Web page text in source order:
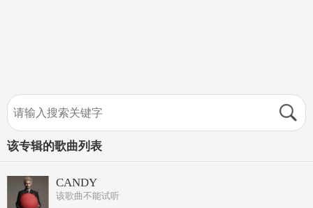
该专辑的歌曲列表
CANDY
该歌曲不能试听